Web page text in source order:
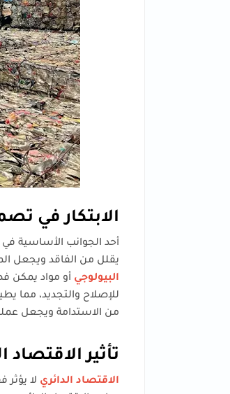
الابتكار في
أحد الجوانب الأساسية
يقلل من الفاقد ويجعل
البيولوجي أو مواد يمكن
للإصلاح والتجديد، مما
من الاستدامة ويجعل
تأثير
الاقتصاد الدائري لا